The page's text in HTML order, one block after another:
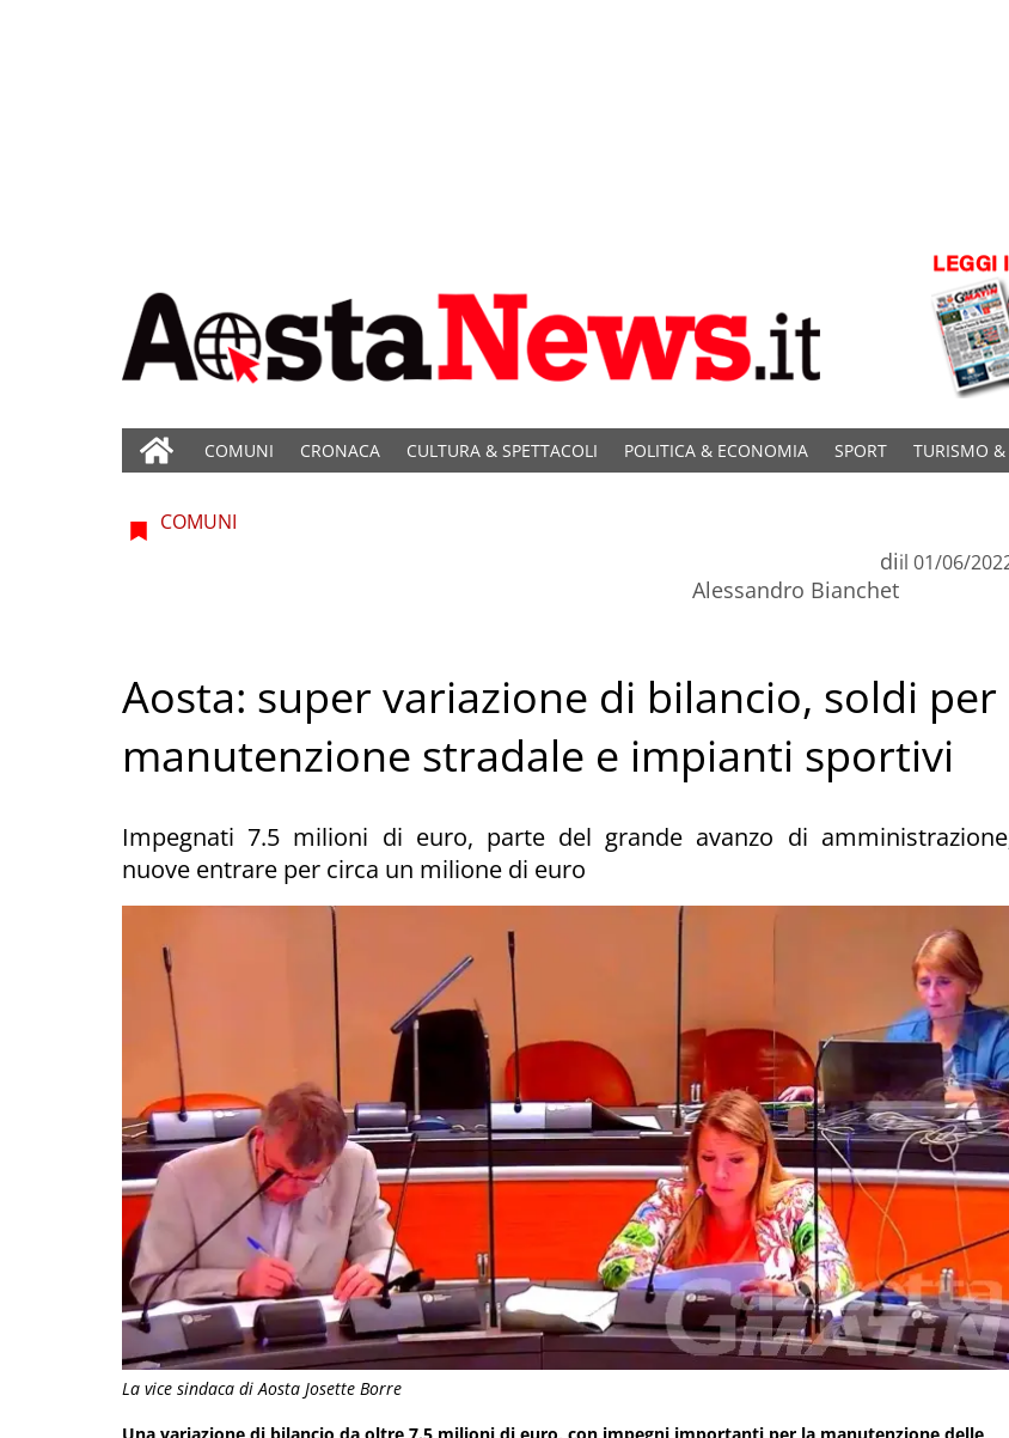
COMUNI CRONACA CULTURA & SPETTACOLI POLITICA & ECONOMIA SPORT TURISMO &
La vice sindaca di Aosta Josette Borre
COMUNI
di
Alessandro Bianchet
il 01/06/
Aosta: super variazione di bilancio, soldi per
manutenzione stradale e impianti sportivi
Impegnati 7.5 milioni di euro, parte del grande avanzo di
nuove entrare per circa un milione di euro
Una variazione di bilancio da oltre 7.5 milioni di euro, con impegni importanti per la manutenzione delle